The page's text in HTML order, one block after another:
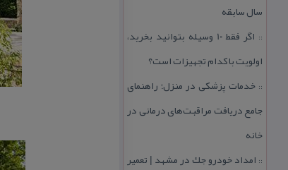
سال سابقه
::
اگر فقط 10 وسیله بتوانید بخرید،
اولویت با كدام تجهیزات است؟
:: خدمات پزشكی در منزل؛ راهنمای
جامع دریافت مراقبت‌های درمانی در
خانه
:: امداد خودرو جك در مشهد | تعمیر